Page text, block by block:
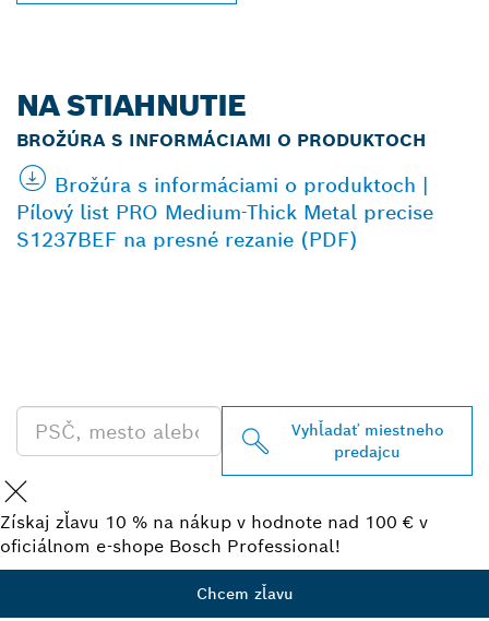
NA STIAHNUTIE
BROŽÚRA S INFORMÁCIAMI O PRODUKTOCH
Brožúra s informáciami o produktoch |
Pílový list PRO Medium-Thick Metal precise
S1237BEF na presné rezanie (PDF)
Vyhľadať miestneho
predajcu
Získaj zľavu 10 % na nákup v hodnote nad 100 € v
oficiálnom e-shope Bosch Professional!
Chcem zľavu